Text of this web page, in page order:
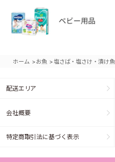
ホーム >お魚 >塩さば・塩さけ・漬け魚
配送エリア
会社概要
特定商取引法に基づく表示